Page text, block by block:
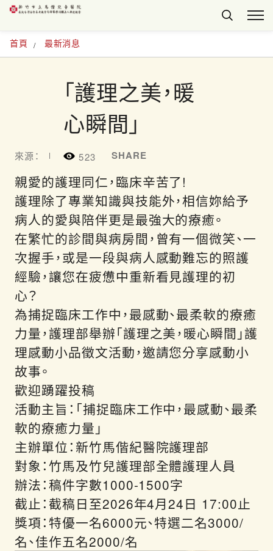
首頁 最新消息
「護理之美，暖
心瞬間」
來源： 523 SHARE
親愛的護理同仁，臨床辛苦了!
護理除了專業知識與技能外，相信妳給予
病人的愛與陪伴更是最強大的療癒。
在繁忙的診間與病房間，曾有一個微笑、一
次握手，或是一段與病人感動難忘的照護
經驗，讓您在疲憊中重新看見護理的初
心？
為捕捉臨床工作中，最感動、最柔軟的療癒
力量，護理部舉辦「護理之美，暖心瞬間」護
理感動小品徵文活動，邀請您分享感動小
故事。
歡迎踴躍投稿
活動主旨：「捕捉臨床工作中，最感動、最柔
軟的療癒力量」
主辦單位：新竹馬偕紀醫院護理部
對象：竹馬及竹兒護理部全體護理人員
辦法：稿件字數1000-1500字
截止：截稿日至2026年4月24日 17:00止
獎項：特優一名6000元、特選二名3000/
名、佳作五名2000/名